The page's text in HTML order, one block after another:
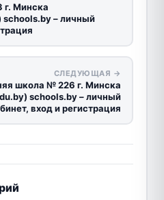
Минска
schools.by – личный
СЛЕДУЮЩАЯ →
школа № 226 г. Минска
schools.by – личный
вход и регистрация